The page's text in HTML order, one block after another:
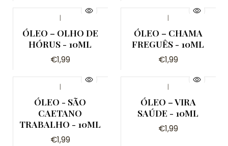
|
ÓLEO – OLHO DE
HÓRUS - 10ML
€1,99
|
ÓLEO – CHAMA
FREGUÊS - 10ML
€1,99
|
ÓLEO - SÃO
CAETANO
TRABALHO - 10ML
€1,99
|
ÓLEO – VIRA
SAÚDE - 10ML
€1,99